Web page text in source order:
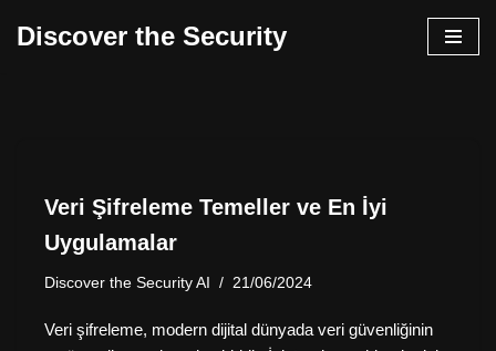
Discover the Security
Veri Şifreleme Temeller ve En İyi
Uygulamalar
Discover the Security AI 21/06/2024
Veri şifreleme, modern dijital dünyada veri güvenliğinin